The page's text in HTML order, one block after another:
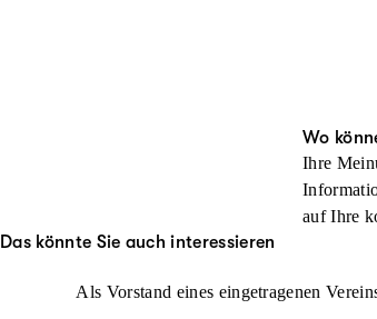
Wo
Ihre
auf Ihre
Das könnte Sie auch interessieren
Als Vorstand eines eingetragenen